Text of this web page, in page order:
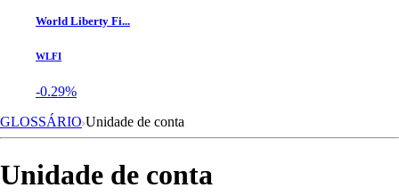
World Liberty Fi...
WLFI
-0.29%
GLOSSÁRIO Unidade de conta
Unidade de conta